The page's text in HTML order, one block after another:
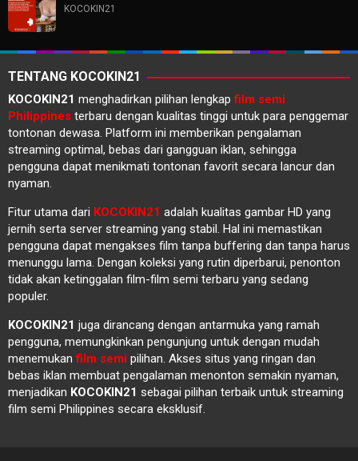
KOCOKIN21
TENTANG KOCOKIN21
KOCOKIN21 menghadirkan pilihan lengkapfilm semi
Philippines terbaru dengan kualitas tinggi untuk para penggemar
tontonan dewasa. Platform ini memberikan pengalaman
streaming optimal, bebas dari gangguan iklan, sehingga
pengguna dapat menikmati tontonan favorit secara lancur dan
nyaman.
Fitur utama dari KOCOKIN21 adalah kualitas gambar HD yang
jernih serta server streaming yang stabil. Hal ini memastikan
pengguna dapat mengakses film tanpa buffering dan tanpa harus
menunggu lama. Dengan koleksi yang rutin diperbarui, penonton
tidak akan ketinggalan film-film semi terbaru yang sedang
populer.
KOCOKIN21 juga dirancang dengan antarmuka yang ramah
pengguna, memungkinkan pengunjung untuk dengan mudah
menemukanfilm semi pilihan. Akses situs yang ringan dan
bebas iklan membuat pengalaman menonton semakin nyaman,
menjadikan KOCOKIN21 sebagai pilihan terbaik untuk streaming
film semi Philippines secara eksklusif.